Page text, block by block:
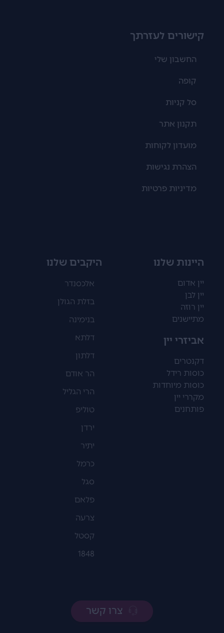
קישורים לעזרתך
החשבון שלי
קופה
סל קניות
תקנון אתר
מועדון לקוחות
הצהרת נגישות
מדיניות פרטיות
היינות שלנו
יין אדום
יין לבן
יין רוזה
מתיישנים
אביזרי יין
דקנטרים
כוסות רידל
כוסות מיוחדות
מקררי יין
פותחנים
היקבים שלנו
אלכסנדר
בזלת הגולן
בנימינה
דלתא
דלתון
הר אודם
הרי הגליל
טוליפ
ירדן
יתיר
כרמל
סגל
פלאם
צרעה
קסטל
1848
צרו קשר